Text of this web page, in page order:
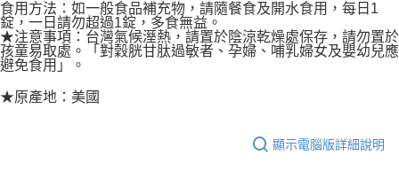
食用方法：如一般食品補充物，請隨餐食及開水食用，每日1
錠，一日請勿超過1錠，多食無益。
★注意事項：台灣氣候溼熱，請置於陰涼乾燥處保存，請勿置於
孩童易取處。「對穀胱甘肽過敏者、孕婦、哺乳婦女及嬰幼兒應
避免食用」。
★原產地：美國
顯示電腦版詳細說明